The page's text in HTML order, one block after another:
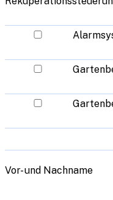
Vor- und Nachname